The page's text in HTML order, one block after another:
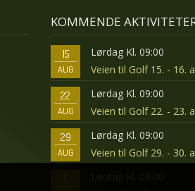
KOMMENDE
15
AUG
Lørdag Kl. 09:00
Veien til Golf 15. - 16.
22
AUG
Lørdag Kl. 09:00
Veien til Golf 22. - 23.
29
AUG
Lørdag Kl. 09:00
Veien til Golf 29. - 30.
5